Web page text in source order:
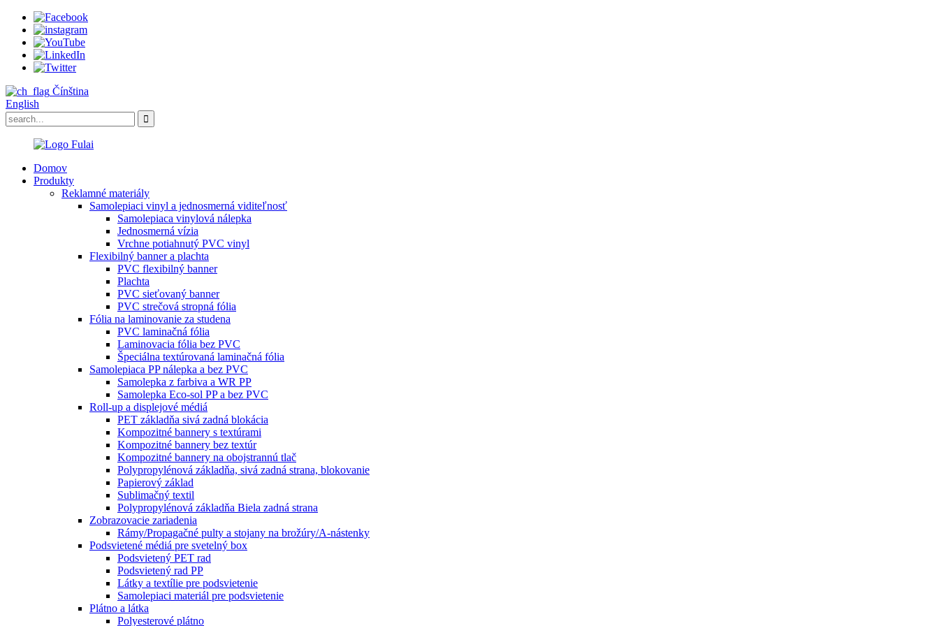
Čínština
English
Domov
Produkty
Reklamné materiály
Samolepiaci vinyl a jednosmerná viditeľnosť
Samolepiaca vinylová nálepka
Jednosmerná vízia
Vrchne potiahnutý PVC vinyl
Flexibilný banner a plachta
PVC flexibilný banner
Plachta
PVC sieťovaný banner
PVC strečová stropná fólia
Fólia na laminovanie za studena
PVC laminačná fólia
Laminovacia fólia bez PVC
Špeciálna textúrovaná laminačná fólia
Samolepiaca PP nálepka a bez PVC
Samolepka z farbiva a WR PP
Samolepka Eco-sol PP a bez PVC
Roll-up a displejové médiá
PET základňa sivá zadná blokácia
Kompozitné bannery s textúrami
Kompozitné bannery bez textúr
Kompozitné bannery na obojstrannú tlač
Polypropylénová základňa, sivá zadná strana, blokovanie
Papierový základ
Sublimačný textil
Polypropylénová základňa Biela zadná strana
Zobrazovacie zariadenia
Rámy/Propagačné pulty a stojany na brožúry/A-nástenky
Podsvietené médiá pre svetelný box
Podsvietený PET rad
Podsvietený rad PP
Látky a textílie pre podsvietenie
Samolepiaci materiál pre podsvietenie
Plátno a látka
Polyesterové plátno